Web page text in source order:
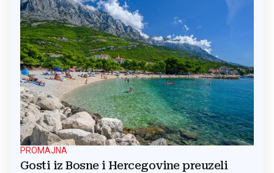
PROMAJNA
Gosti iz Bosne i Hercegovine preuzeli